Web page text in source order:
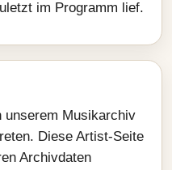
im Programm lief.
unserem Musikarchiv
Diese Artist-Seite
Archivdaten